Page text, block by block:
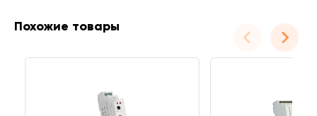
Похожие товары